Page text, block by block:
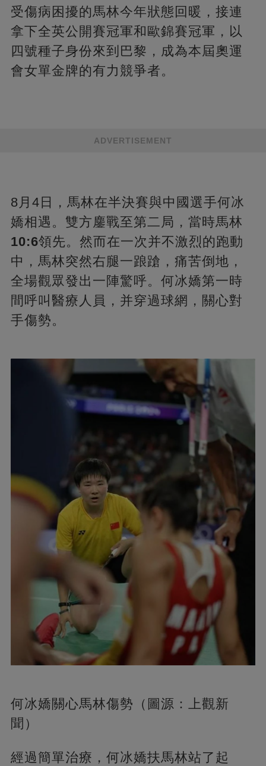
受傷病困擾的馬林今年狀態回暖，接連
拿下全英公開賽冠軍和歐錦賽冠軍，以
四號種子身份來到巴黎，成為本屆奧運
會女單金牌的有力競爭者。
ADVERTISEMENT
8月4日，馬林在半決賽與中國選手何冰
嬌相遇。雙方鏖戰至第二局，當時馬林
10:6領先。然而在一次并不激烈的跑動
中，馬林突然右腿一踉蹌，痛苦倒地，
全場觀眾發出一陣驚呼。何冰嬌第一時
間呼叫醫療人員，并穿過球網，關心對
手傷勢。
何冰嬌關心馬林傷勢（圖源：上觀新
聞）
經過簡單治療，何冰嬌扶馬林站了起